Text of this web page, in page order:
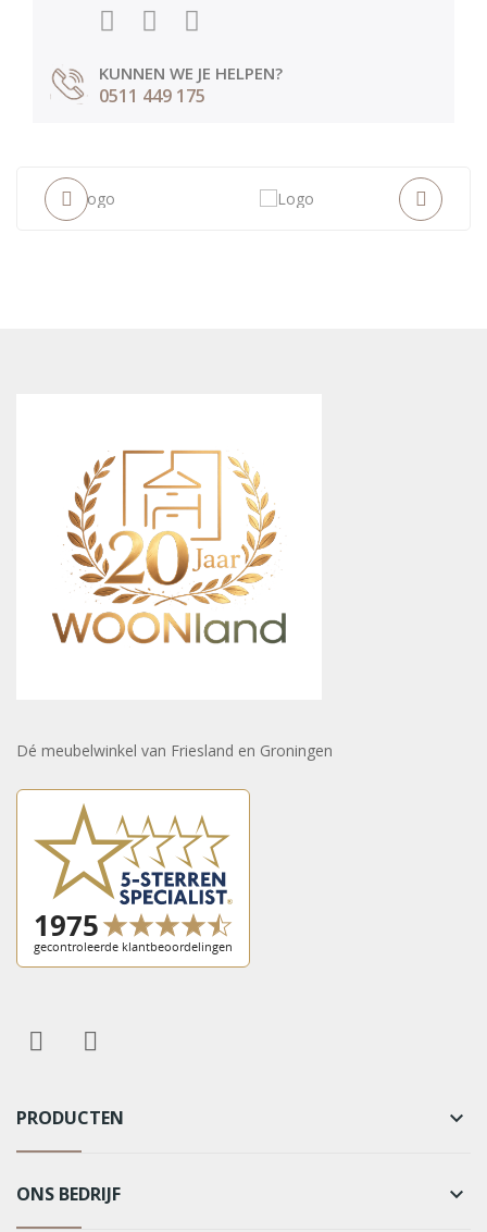
KUNNEN WE JE HELPEN?
0511 449 175
Dé meubelwinkel van Friesland en Groningen
PRODUCTEN keyboard_arrow_down
ONS BEDRIJF keyboard_arrow_down